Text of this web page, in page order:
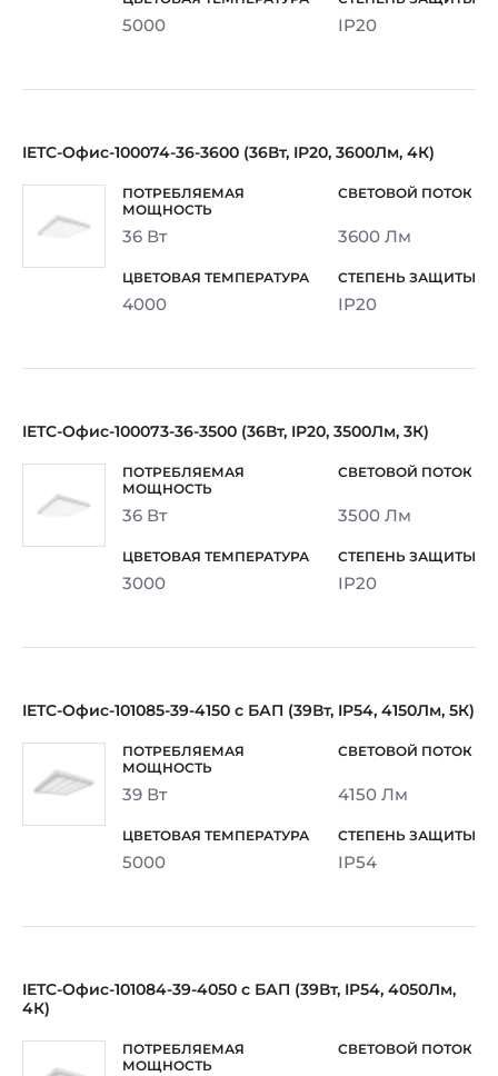
5000 IP20
IETC-Офис-100074-36-3600 (36Вт, IP20, 3600Лм, 4К)
36 Вт 3600 Лм
4000 IP20
IETC-Офис-100073-36-3500 (36Вт, IP20, 3500Лм, 3К)
36 Вт 3500 Лм
3000 IP20
IETC-Офис-101085-39-4150 с БАП (39Вт, IP54, 4150Лм, 5К)
39 Вт 4150 Лм
5000 IP54
IETC-Офис-101084-39-4050 с БАП (39Вт, IP54, 4050Лм,
4К)